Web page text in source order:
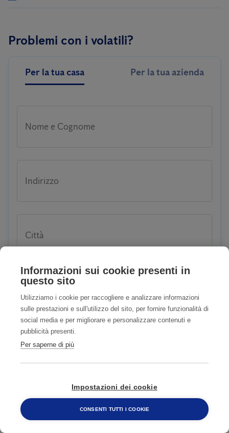
Problemi con i volatili?
Per la tua casa Per la tua azienda
Nome e Cognome
Indirizzo
Città
CAP
E-mail
Telefono
800 482 320
Informazioni sui cookie presenti in
questo sito
Utilizziamo i cookie per raccogliere e analizzare informazioni
sulle prestazioni e sull'utilizzo del sito, per fornire funzionalità di
social media e per migliorare e personalizzare contenuti e
pubblicità presenti.
Per saperne di più
Impostazioni dei cookie
CONSENTI TUTTI I COOKIE